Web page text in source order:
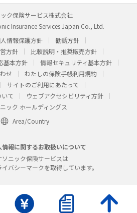
ク保険サービス株式会社
Insurance Services Japan Co., Ltd.
情報保護方針
勧誘方針
方針
比較説明・推奨販売方針
基本方針
情報セキュリティ基本方針
せ
わたしの保険手帳利用規約
サイトのご利用にあたって
て
ウェブアクセシビリティ方針
ック ホールディングス
Area/Country
情報に関するお取扱いについて
ソニック保険サービスは
イバシーマークを取得しています。